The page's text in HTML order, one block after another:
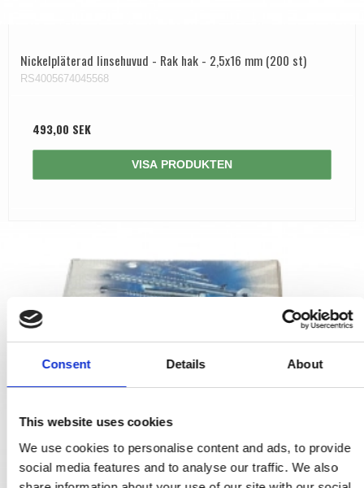
Consent Details About
This website uses cookies
We use cookies to personalise content and ads, to provide
social media features and to analyse our traffic. We also
Nickelpläterad linsehuvud - Rak hak - 2,5x16 mm (200 st)
RS4005674045568
493,00 SEK
VISA PRODUKTEN